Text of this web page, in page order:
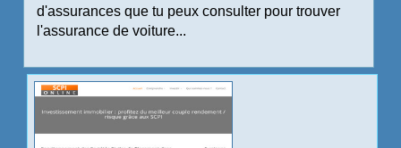
d'assurances que tu peux consulter pour trouver
l'assurance de voiture...